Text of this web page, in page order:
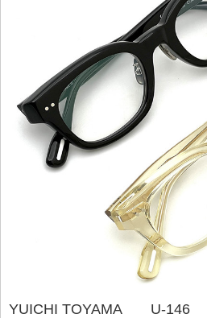
YUICHI TOYAMA U-146